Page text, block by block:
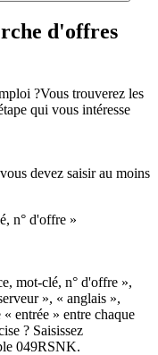
d'offres
?Vous trouverez les
qui vous intéresse
devez saisir au moins
n° d'offre »
mot-clé, n° d'offre »,
», « anglais »,
entrée » entre chaque
? Saisissez
049RSNK.